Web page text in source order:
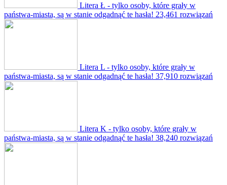
Litera Ł - tylko osoby, które grały w
państwa-miasta, są w stanie odgadnąć te hasła! 23,461 rozwiązań
Litera L - tylko osoby, które grały w
państwa-miasta, są w stanie odgadnąć te hasła! 37,910 rozwiązań
Litera K - tylko osoby, które grały w
państwa-miasta, są w stanie odgadnąć te hasła! 38,240 rozwiązań